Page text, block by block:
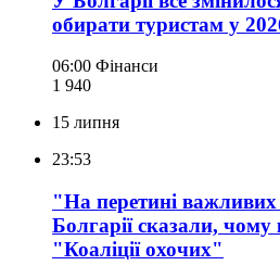
обирати туристам у
06:00 Фінанси
1 940
15 липня
23:53
"На перетині
Болгарії сказали,
"Коаліції охочих"